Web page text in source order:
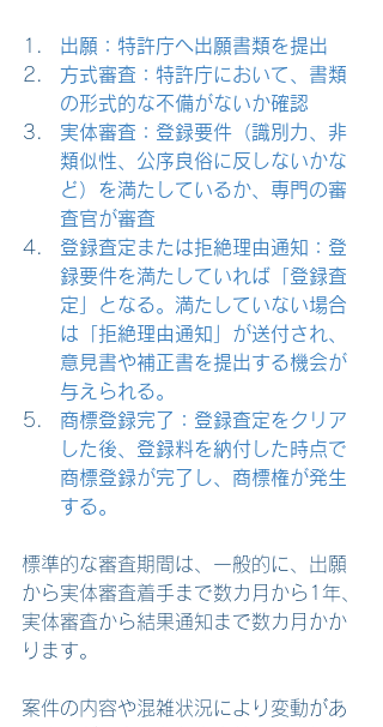
出願：特許庁へ出願書類を提出
方式審査：特許庁において、書類
の形式的な不備がないか確認
実体審査：登録要件（識別力、非
類似性、公序良俗に反しないかな
ど）を満たしているか、専門の審
査官が審査
登録査定または拒絶理由通知：登
録要件を満たしていれば「登録査
定」となる。満たしていない場合
は「拒絶理由通知」が送付され、
意見書や補正書を提出する機会が
与えられる。
商標登録完了：登録査定をクリア
した後、登録料を納付した時点で
商標登録が完了し、商標権が発生
する。
標準的な審査期間は、一般的に、出願
から実体審査着手まで数カ月から1年、
実体審査から結果通知まで数カ月かか
ります。
案件の内容や混雑状況により変動があ